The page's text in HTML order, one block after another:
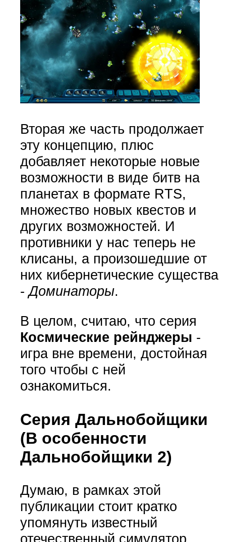
Вторая же часть продолжает
эту концепцию, плюс
добавляет некоторые новые
возможности в виде битв на
планетах в формате RTS,
множество новых квестов и
других возможностей. И
противники у нас теперь не
клисаны, а произошедшие от
них кибернетические существа
-Доминаторы.
В целом, считаю, что серия
Космические рейнджеры -
игра вне времени, достойная
того чтобы с ней
ознакомиться.
Серия Дальнобойщики
(В особенности
Дальнобойщики 2)
Думаю, в рамках этой
публикации стоит кратко
упомянуть известный